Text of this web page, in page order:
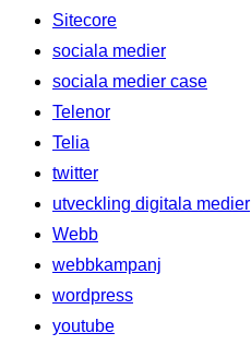
Sitecore
sociala medier
sociala medier case
Telenor
Telia
twitter
utveckling digitala medier
Webb
webbkampanj
wordpress
youtube